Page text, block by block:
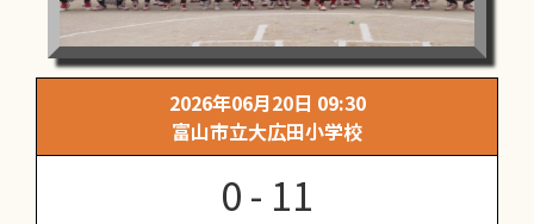
2026年06月20日 09:30
富山市立大広田小学校
0 - 11